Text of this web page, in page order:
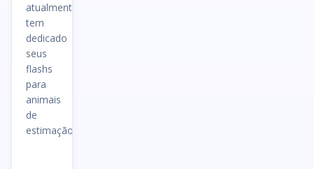
atualmente
tem
dedicado
seus
flashs
para
animais
de
estimação.